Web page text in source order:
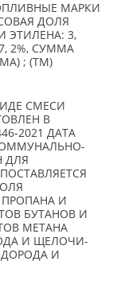
МАРКИ
ДОЛЯ
ЭТИЛЕНА: 3,
2%, СУММА
; (TM)
СМЕСИ
В
2021 ДАТА
ДЛЯ
И
БУТАНОВ И
МЕТАНА
И ЩЕЛОЧИ-
И